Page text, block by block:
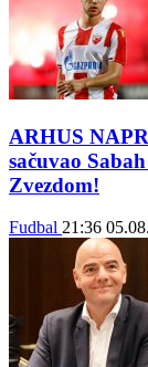
ARHUS
sačuvao
Zvezdom!
Fudbal 21:36